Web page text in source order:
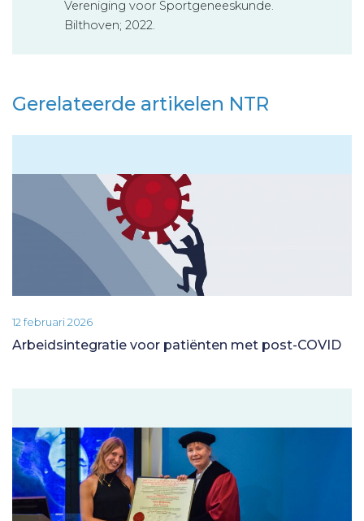
Vereniging voor Sportgeneeskunde.
Bilthoven; 2022.
Gerelateerde artikelen NTR
12 februari 2026
Arbeidsintegratie voor patiënten met post-COVID